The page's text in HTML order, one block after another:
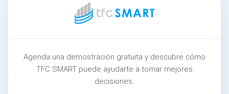
Agenda una demostración gratuita y descubre cómo
TFC SMART puede ayudarte a tomar mejores
decisiones.